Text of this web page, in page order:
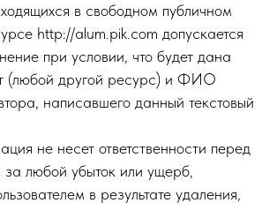
в свободном публичном
http://alum.pik.com допускается
при условии, что будет дана
(любой другой ресурс) и ФИО
написавшего данный текстовый
не несет ответственности перед
за любой убыток или ущерб,
в результате удаления,